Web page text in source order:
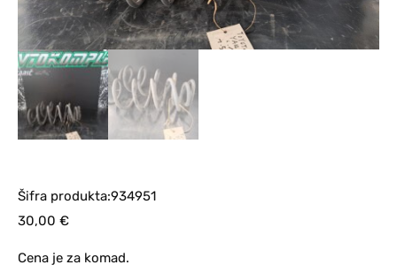
Šifra produkta:934951
30,00 €
Cena je za komad.